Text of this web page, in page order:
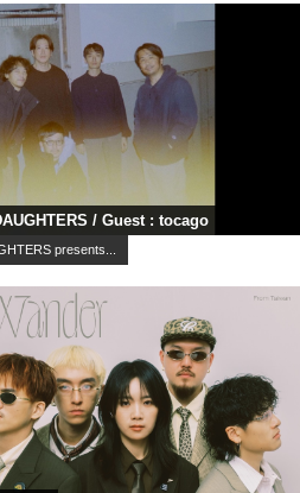
/ Guest : tocago
presents...